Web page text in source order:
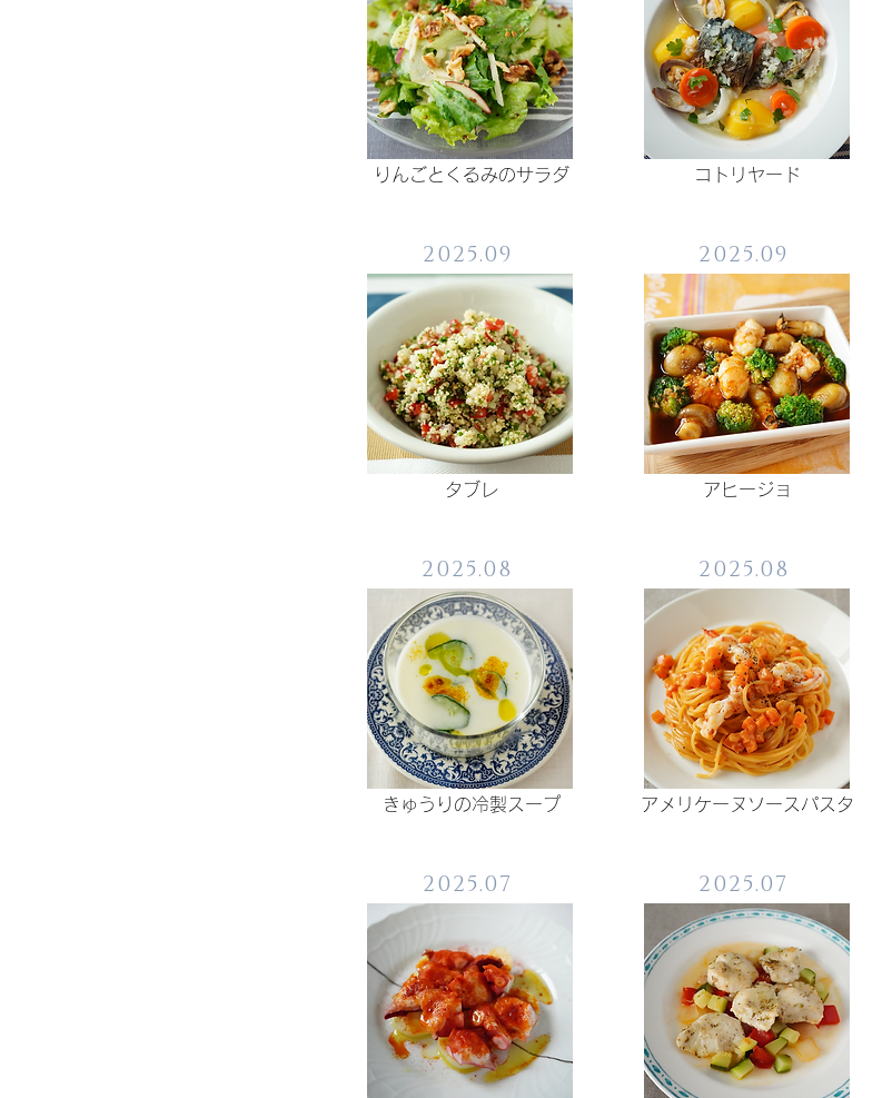
りんごとくるみのサラダ
2025.09
タブレ
2025.08
きゅうりの冷製スープ
2025.07
コトリヤード
2025.09
アヒージョ
2025.08
アメリケーヌソースパスタ
2025.07